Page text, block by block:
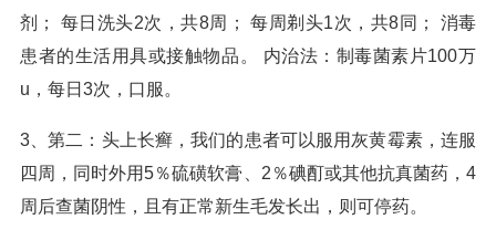
剂； 每日洗头2次，共8周； 每周剃头1次，共8同； 消毒
患者的生活用具或接触物品。 内治法：制毒菌素片100万
u，每日3次，口服。
3、第二：头上长癣，我们的患者可以服用灰黄霉素，连服
四周，同时外用5％硫磺软膏、2％碘酊或其他抗真菌药，4
周后查菌阴性，且有正常新生毛发长出，则可停药。